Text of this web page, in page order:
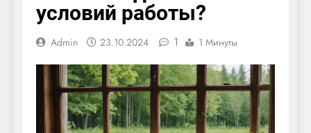
условий работы?
Admin 23.10.2024 1 1 Минуты